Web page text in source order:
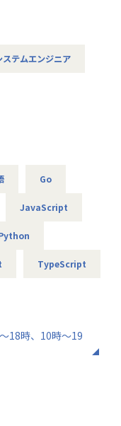
得に励む社員
きやすい職場で
募集します。
たむきに取り組め
いつでも相談し
強要しません。
連、データ分
庁・医療・製
勤務率70％超）
きます。
、残業状況など
ステムエンジニア
Go
JavaScript
TypeScript
18時、10時～19